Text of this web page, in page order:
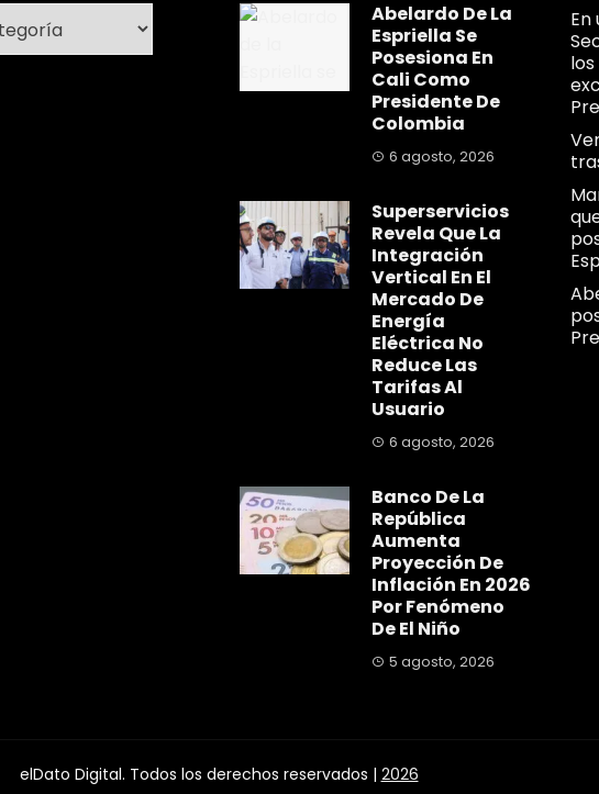
Abelardo De La
Espriella Se
Posesiona En
Cali Como
Presidente De
Colombia
6 agosto, 2026
Superservicios
Revela Que La
Integración
Vertical En El
Mercado De
Energía
Eléctrica No
Reduce Las
Tarifas Al
Usuario
6 agosto, 2026
Banco De La
República
Aumenta
Proyección De
Inflación En 2026
Por Fenómeno
De El Niño
5 agosto, 2026
En
elDato Digital. Todos los derechos reservados | 2026